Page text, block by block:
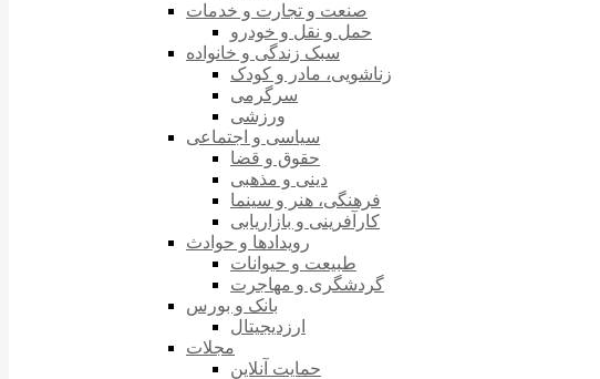
صنعت و تجارت و خدمات
حمل و نقل و خودرو
سبک زندگی و خانواده
زناشویی، مادر و کودک
سرگرمی
ورزشی
سیاسی و اجتماعی
حقوق و قضا
دینی و مذهبی
فرهنگی، هنر و سینما
کارآفرینی و بازاریابی
رویدادها و حوادث
طبیعت و حیوانات
گردشگری و مهاجرت
بانک و بورس
ارزدیجیتال
مجلات
حمایت آنلاین